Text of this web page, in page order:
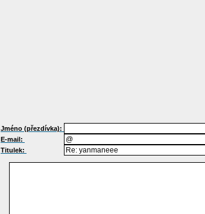
Jméno (přezdívka):
E-mail:
Titulek: